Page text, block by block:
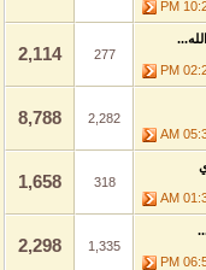
2,114
2,282
8,788
1,658
1,335
2,298